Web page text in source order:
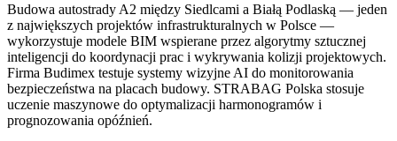
Budowa autostrady A2 między Siedlcami a Białą Podlaską — jeden
z największych projektów infrastrukturalnych w Polsce —
wykorzystuje modele BIM wspierane przez algorytmy sztucznej
inteligencji do koordynacji prac i wykrywania kolizji projektowych.
Firma Budimex testuje systemy wizyjne AI do monitorowania
bezpieczeństwa na placach budowy. STRABAG Polska stosuje
uczenie maszynowe do optymalizacji harmonogramów i
prognozowania opóźnień.